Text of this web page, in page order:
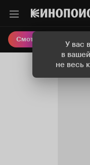
У вас
в
не весь
Смотреть кино